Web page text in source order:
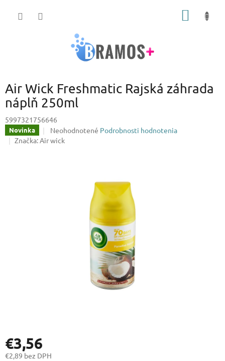
Air Wick Freshmatic Rajská záhrada
náplň 250ml
5997321756646
Novinka
Priemerné
hodnotenie
Neohodnotené Podrobnosti hodnotenia
Značka:Air wick
€3,56
€2,89 bez DPH